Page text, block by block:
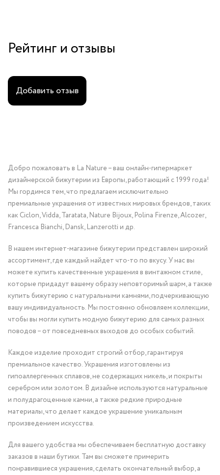
Рейтинг и отзывы
Добавить отзыв
Добро пожаловать в La Nature – ваш онлайн-гипермаркет
дизайнерской бижутерии из Европы, работающий с 1999 года!
Мы гордимся тем, что предлагаем исключительно
премиальные украшения от известных мировых брендов, таких
как Ciclon, Vidda, Taratata, Nature Bijoux, Polina Firenze, Alcozer,
Francesca Bianchi, Dansk, Lanzerotti и др.
В нашем интернет-магазине бижутерии представлен широкий
ассортимент, где каждый найдет что-то по вкусу. У нас вы
можете купить качественные украшения в винтажном стиле,
которые придадут вашему образу неповторимый шарм, а также
купить бижутерию с натуральными камнями, подчеркивающую
вашу индивидуальность. Мы постоянно обновляем коллекции,
чтобы вы могли купить модную бижутерию для самых разных
поводов – от повседневных выходов до особых событий.
Каждое изделие проходит строгий отбор, гарантируя
премиальное качество. Украшения изготовлены из
гипоаллергенных сплавов, не содержащих никель, и покрыты
серебром или золотом. В дизайне используются натуральные
и полудрагоценные камни, а также редкие природные
материалы, что делает каждое украшение уникальным
произведением искусства.
Для вашего удобства мы обеспечиваем бесплатную доставку
заказов в наши бутики. Там вы сможете примерить
понравившиеся украшения, сделать окончательный выбор, а